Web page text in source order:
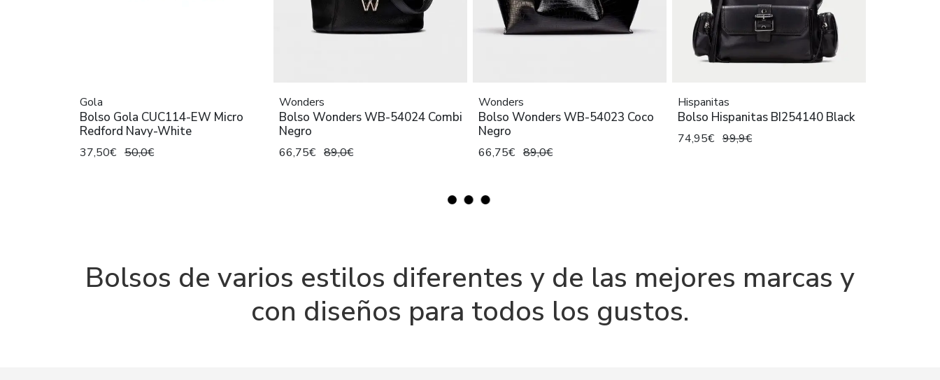
Gola
Bolso Gola CUC114-EW Micro
Redford Navy-White
37,50€ 50,0€
Wonders
Bolso Wonders WB-54024 Combi
Negro
66,75€ 89,0€
Wonders
Bolso Wonders WB-54023 Coco
Negro
66,75€ 89,0€
Hispanitas
Bolso Hispanitas BI254140 Black
74,95€ 99,9€
Bolsos de varios estilos diferentes y de las mejores marcas y
con diseños para todos los gustos.